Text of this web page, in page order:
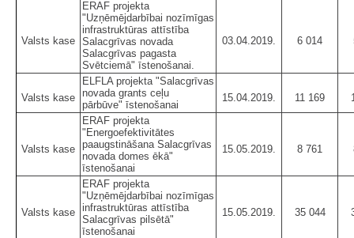
Valsts kase
ERAF projekta
"Uzņēmējdarbībai nozīmīgas
infrastruktūras attīstība
Salacgrīvas novada
Salacgrīvas pagasta
Svētciemā" īstenošanai.
03.04.2019. 6 014
Valsts kase
ELFLA projekta "Salacgrīvas
novada grants ceļu
pārbūve" īstenošanai
15.04.2019. 11 169
Valsts kase
ERAF projekta
"Energoefektivitātes
paaugstināšana Salacgrīvas
novada domes ēkā"
īstenošanai
15.05.2019. 8 761
Valsts kase
ERAF projekta
"Uzņēmējdarbībai nozīmīgas
infrastruktūras attīstība
Salacgrīvas pilsētā"
īstenošanai
15.05.2019. 35 044